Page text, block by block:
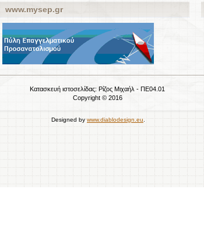
www.mysep.gr
Κατασκευή ιστοσελίδας: Ρίζος Μιχαήλ - ΠΕ04.01
Copyright © 2016
Designed by www.diablodesign.eu